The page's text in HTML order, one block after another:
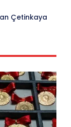
Çetinkaya